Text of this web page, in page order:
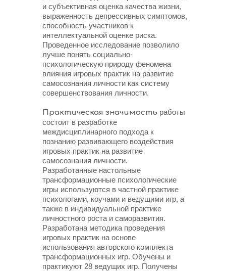
и субъективная оценка качества жизни,
выраженность депрессивных симптомов,
способность участников к
интеллектуальной оценке риска.
Проведенное исследование позволило
лучше понять социально-
психологическую природу феномена
влияния игровых практик на развитие
самосознания личности как систему
совершенствования личности.
Практическая значимость работы
состоит в разработке
междисциплинарного подхода к
познанию развивающего воздействия
игровых практик на развитие
самосознания личности.
Разработанные настольные
трансформационные психологические
игры используются в частной практике
психологами, коучами и ведущими игр, а
также в индивидуальной практике
личностного роста и саморазвития.
Разработана методика проведения
игровых практик на основе
использования авторского комплекта
трансформационных игр. Обучены и
практикуют 28 ведущих игр. Получены